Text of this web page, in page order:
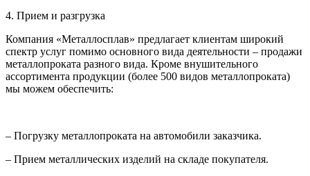
4. Прием и разгрузка
Компания «Металлосплав» предлагает клиентам широкий
спектр услуг помимо основного вида деятельности – продажи
металлопроката разного вида. Кроме внушительного
ассортимента продукции (более 500 видов металлопроката)
мы можем обеспечить:
– Погрузку металлопроката на автомобили заказчика.
– Прием металлических изделий на складе покупателя.